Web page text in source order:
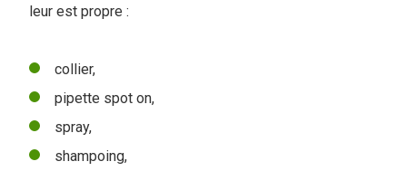
leur est propre :
collier,
pipette spot on,
spray,
shampoing,